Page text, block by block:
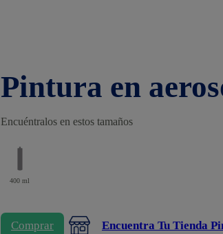
Pintura en
Encuéntralos en estos tamaños
400 ml
Comprar Encuentra Tu Tienda